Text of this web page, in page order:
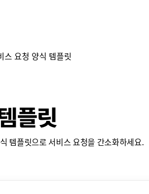
스 요청 양식 템플릿
플릿
템플릿으로 서비스 요청을 간소화하세요.